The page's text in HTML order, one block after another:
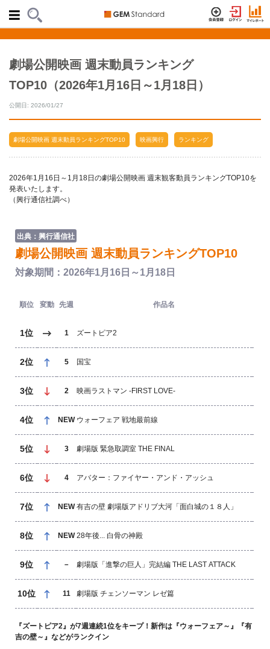
劇場公開映画 週末動員ランキング
TOP10（2026年1月16日～1月18日）
公開日: 2026/01/27
劇場公開映画 週末動員ランキングTOP10 映画興行 ランキング
2026年1月16日～1月18日の劇場公開映画 週末観客動員ランキングTOP10を
発表いたします。
（興行通信社調べ）
出典：興行通信社
劇場公開映画 週末動員ランキングTOP10
対象期間：2026年1月16日～1月18日
順位 変動 先週 作品名
1位 1 ズートピア2
2位 5 国宝
3位 2 映画ラストマン -FIRST LOVE-
4位 NEW ウォーフェア 戦地最前線
5位 3 劇場版 緊急取調室 THE FINAL
6位 4 アバター：ファイヤー・アンド・アッシュ
7位 NEW 有吉の壁 劇場版アドリブ大河「面白城の１８人」
8位 NEW 28年後... 白骨の神殿
9位 － 劇場版「進撃の巨人」完結編 THE LAST ATTACK
10位 11 劇場版 チェンソーマン レゼ篇
『ズートピア2』が7週連続1位をキープ！新作は『ウォーフェア～』『有
吉の壁～』などがランクイン